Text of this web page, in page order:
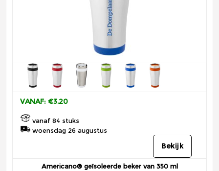
VANAF: €3.20
vanaf 84 stuks
woensdag 26 augustus
Bekijk
Americano® geïsoleerde beker van 350 ml